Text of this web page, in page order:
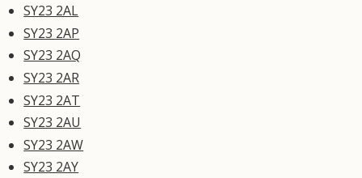
SY23 2AL
SY23 2AP
SY23 2AQ
SY23 2AR
SY23 2AT
SY23 2AU
SY23 2AW
SY23 2AY